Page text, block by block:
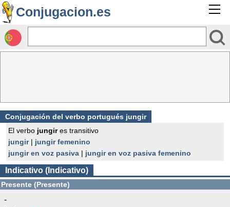
Conjugacion.es
Conjugación del verbo portugués jungir
El verbo jungires transitivo
jungir| jungir femenino
jungir en voz pasiva | jungir en voz pasiva femenino
Indicativo (Indicativo)
Presente (Presente)
-